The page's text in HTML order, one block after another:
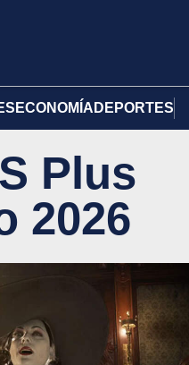
ECONOMÍA DEPORTES
Plus
2026